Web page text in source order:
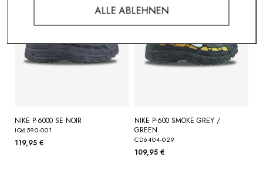
NIKE P-6000 SE NOIR
IQ6590-001
119,95 €
NIKE P-600 SMOKE GREY /
GREEN
CD6404-029
109,95 €
ALLE ABLEHNEN